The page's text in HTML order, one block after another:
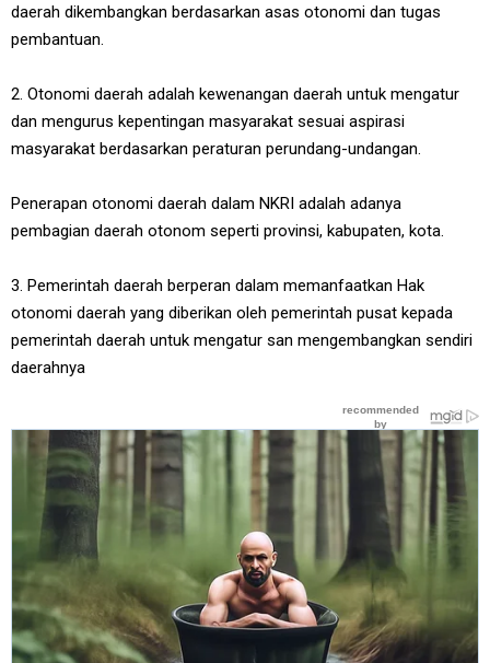
daerah dikembangkan berdasarkan asas otonomi dan tugas
pembantuan.
2. Otonomi daerah adalah kewenangan daerah untuk mengatur
dan mengurus kepentingan masyarakat sesuai aspirasi
masyarakat berdasarkan peraturan perundang-undangan.
Penerapan otonomi daerah dalam NKRI adalah adanya
pembagian daerah otonom seperti provinsi, kabupaten, kota.
3. Pemerintah daerah berperan dalam memanfaatkan Hak
otonomi daerah yang diberikan oleh pemerintah pusat kepada
pemerintah daerah untuk mengatur san mengembangkan sendiri
daerahnya